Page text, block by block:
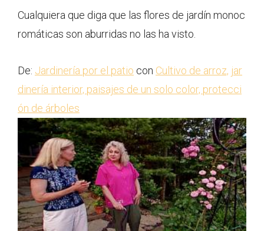
Cualquiera que diga que las flores de jardín monoc
romáticas son aburridas no las ha visto.
De: Jardinería por el patio con Cultivo de arroz, jar
dinería interior, paisajes de un solo color, protecci
ón de árboles